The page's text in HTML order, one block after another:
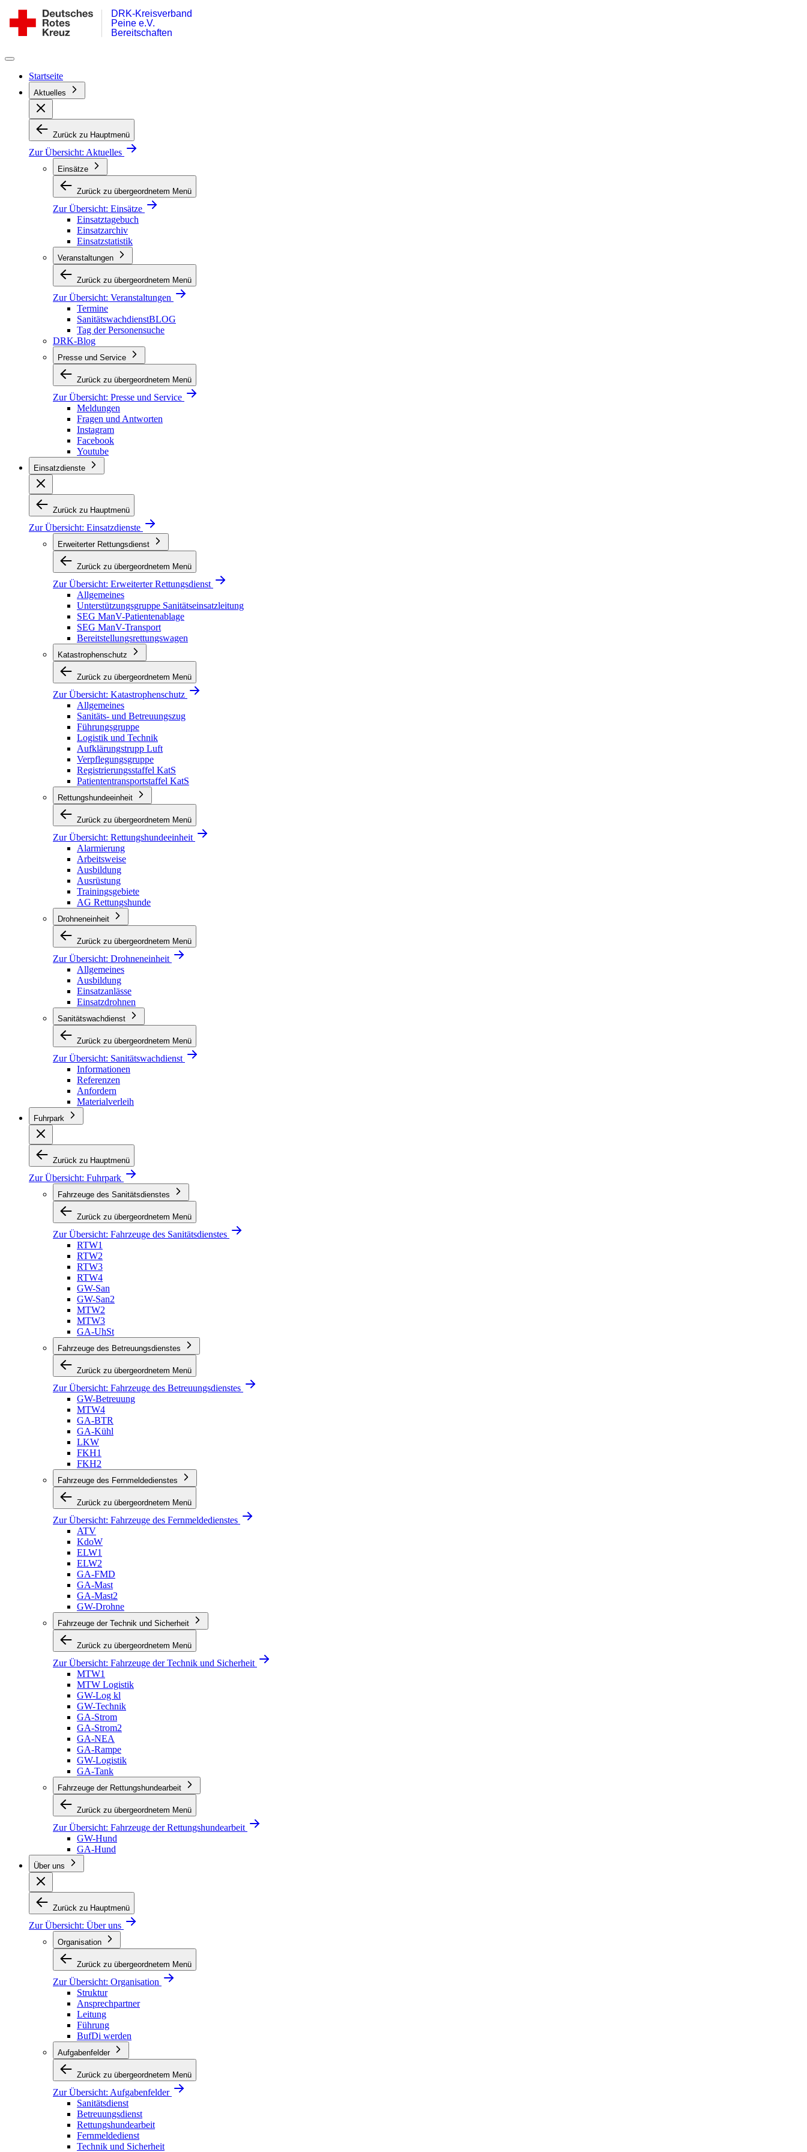
Inhalt
springen
Bereitschaft
Peine
Bereitschaften
Peine e.V.
DRK-Kreisverband
Startseite
Aktuelles
Zurück zu Hauptmenü
Zur Übersicht: Aktuelles
Einsätze
Zurück zu übergeordnetem Menü
Zur Übersicht: Einsätze
Einsatztagebuch
Einsatzarchiv
Einsatzstatistik
Veranstaltungen
Zurück zu übergeordnetem Menü
Zur Übersicht: Veranstaltungen
Termine
SanitätswachdienstBLOG
Tag der Personensuche
DRK-Blog
Presse und Service
Zurück zu übergeordnetem Menü
Zur Übersicht: Presse und Service
Meldungen
Fragen und Antworten
Instagram
Facebook
Youtube
Einsatzdienste
Zurück zu Hauptmenü
Zur Übersicht: Einsatzdienste
Erweiterter Rettungsdienst
Zurück zu übergeordnetem Menü
Zur Übersicht: Erweiterter Rettungsdienst
Allgemeines
Unterstützungsgruppe Sanitätseinsatzleitung
SEG ManV-Patientenablage
SEG ManV-Transport
Bereitstellungsrettungswagen
Katastrophenschutz
Zurück zu übergeordnetem Menü
Zur Übersicht: Katastrophenschutz
Allgemeines
Sanitäts- und Betreuungszug
Führungsgruppe
Logistik und Technik
Aufklärungstrupp Luft
Verpflegungsgruppe
Registrierungsstaffel KatS
Patiententransportstaffel KatS
Rettungshundeeinheit
Zurück zu übergeordnetem Menü
Zur Übersicht: Rettungshundeeinheit
Alarmierung
Arbeitsweise
Ausbildung
Ausrüstung
Trainingsgebiete
AG Rettungshunde
Drohneneinheit
Zurück zu übergeordnetem Menü
Zur Übersicht: Drohneneinheit
Allgemeines
Ausbildung
Einsatzanlässe
Einsatzdrohnen
Sanitätswachdienst
Zurück zu übergeordnetem Menü
Zur Übersicht: Sanitätswachdienst
Informationen
Referenzen
Anfordern
Materialverleih
Fuhrpark
Zurück zu Hauptmenü
Zur Übersicht: Fuhrpark
Fahrzeuge des Sanitätsdienstes
Zurück zu übergeordnetem Menü
Zur Übersicht: Fahrzeuge des Sanitätsdienstes
RTW1
RTW2
RTW3
RTW4
GW-San
GW-San2
MTW2
MTW3
GA-UhSt
Fahrzeuge des Betreuungsdienstes
Zurück zu übergeordnetem Menü
Zur Übersicht: Fahrzeuge des Betreuungsdienstes
GW-Betreuung
MTW4
GA-BTR
GA-Kühl
LKW
FKH1
FKH2
Fahrzeuge des Fernmeldedienstes
Zurück zu übergeordnetem Menü
Zur Übersicht: Fahrzeuge des Fernmeldedienstes
ATV
KdoW
ELW1
ELW2
GA-FMD
GA-Mast
GA-Mast2
GW-Drohne
Fahrzeuge der Technik und Sicherheit
Zurück zu übergeordnetem Menü
Zur Übersicht: Fahrzeuge der Technik und Sicherheit
MTW1
MTW Logistik
GW-Log kl
GW-Technik
GA-Strom
GA-Strom2
GA-NEA
GA-Rampe
GW-Logistik
GA-Tank
Fahrzeuge der Rettungshundearbeit
Zurück zu übergeordnetem Menü
Zur Übersicht: Fahrzeuge der Rettungshundearbeit
GW-Hund
GA-Hund
Über uns
Zurück zu Hauptmenü
Zur Übersicht: Über uns
Organisation
Zurück zu übergeordnetem Menü
Zur Übersicht: Organisation
Struktur
Ansprechpartner
Leitung
Führung
BufDi werden
Aufgabenfelder
Zurück zu übergeordnetem Menü
Zur Übersicht: Aufgabenfelder
Sanitätsdienst
Betreuungsdienst
Rettungshundearbeit
Fernmeldedienst
Technik und Sicherheit